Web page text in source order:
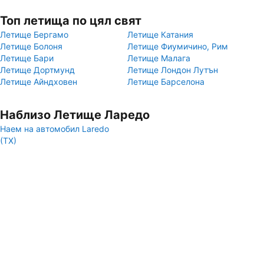
Топ летища по цял свят
Летище Бергамо
Летище Катания
Летище Болоня
Летище Фиумичино, Рим
Летище Бари
Летище Малага
Летище Дортмунд
Летище Лондон Лутън
Летище Айндховен
Летище Барселона
Наблизо Летище Ларедо
Наем на автомобил Laredo
(TX)